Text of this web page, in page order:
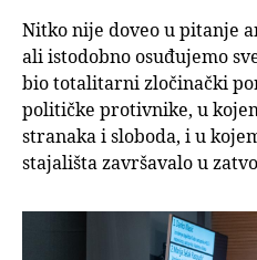
Nitko nije doveo u pitanje
ali istodobno osuđujemo
bio totalitarni zločinački
političke protivnike, u
stranaka i sloboda, i u
stajališta završavalo u